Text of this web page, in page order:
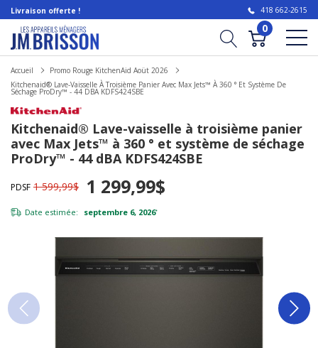
Livraison offerte ! 418 662-2615
0
Accueil
Promo Rouge KitchenAid Aoüt 2026
Kitchenaid® Lave-Vaisselle À Troisième Panier Avec Max Jets™ À 360 ° Et Système De
Séchage ProDry™ - 44 DBA KDFS424SBE
Kitchenaid® Lave-vaisselle à troisième panier
avec Max Jets™ à 360 ° et système de séchage
ProDry™ - 44 dBA KDFS424SBE
PDSF 1 599,99$ 1 299,99$
Date estimée: septembre 6, 2026*